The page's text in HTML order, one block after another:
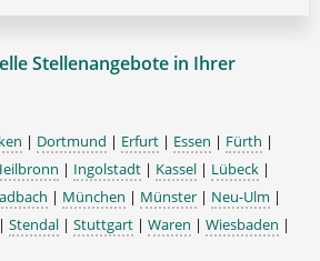
Stellenangebote in Ihrer
| Dortmund | Erfurt | Essen | Fürth |
| Ingolstadt | Kassel | Lübeck |
| München | Münster | Neu-Ulm |
| Stendal | Stuttgart | Waren | Wiesbaden |